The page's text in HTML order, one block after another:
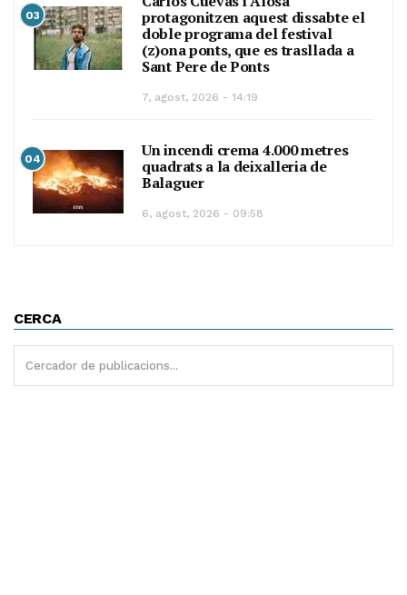
03
protagonitzen aquest dissabte el
doble programa del festival
(z)ona ponts, que es trasllada a
Sant Pere de Ponts
7, agost, 2026 - 14:19
04
Un incendi crema 4.000 metres
quadrats a la deixalleria de
Balaguer
6, agost, 2026 - 09:58
CERCA